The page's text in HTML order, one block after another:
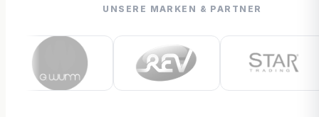
UNSERE MARKEN & PARTNER